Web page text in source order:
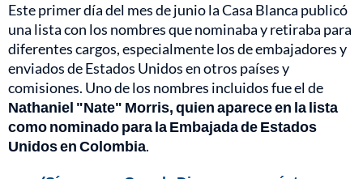
Este primer día del mes de junio la Casa Blanca publicó
una lista con los nombres que nominaba y retiraba para
diferentes cargos, especialmente los de embajadores y
enviados de Estados Unidos en otros países y
comisiones. Uno de los nombres incluidos fue el de
Nathaniel "Nate" Morris, quien aparece en la lista
como nominado para la Embajada de Estados
Unidos en Colombia.